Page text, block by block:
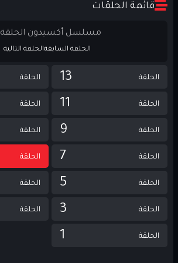
قائمة الحلقات
مسلسل أكسيدون الحلقة 6
الحلقة السابقةالحلقة التالية
الحلقة 13 الحلقة
الحلقة 11 الحلقة
الحلقة 9 الحلقة
الحلقة 7 الحلقة
الحلقة 5 الحلقة
الحلقة 3 الحلقة
الحلقة 1